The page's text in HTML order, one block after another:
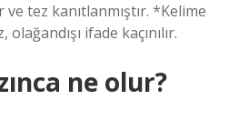
tez kanıtlanmıştır. *Kelime
ifade kaçınılır.
ne olur?